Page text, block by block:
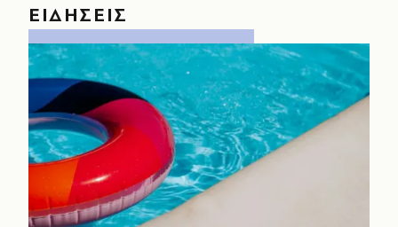
ΕΙΔΗΣΕΙΣ